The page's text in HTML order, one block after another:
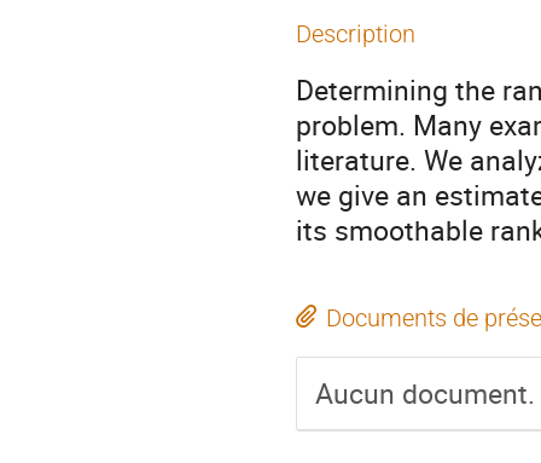
Description
Determining the
problem. Many
literature. We
we give an
its smoothable
Documents de
Aucun document.